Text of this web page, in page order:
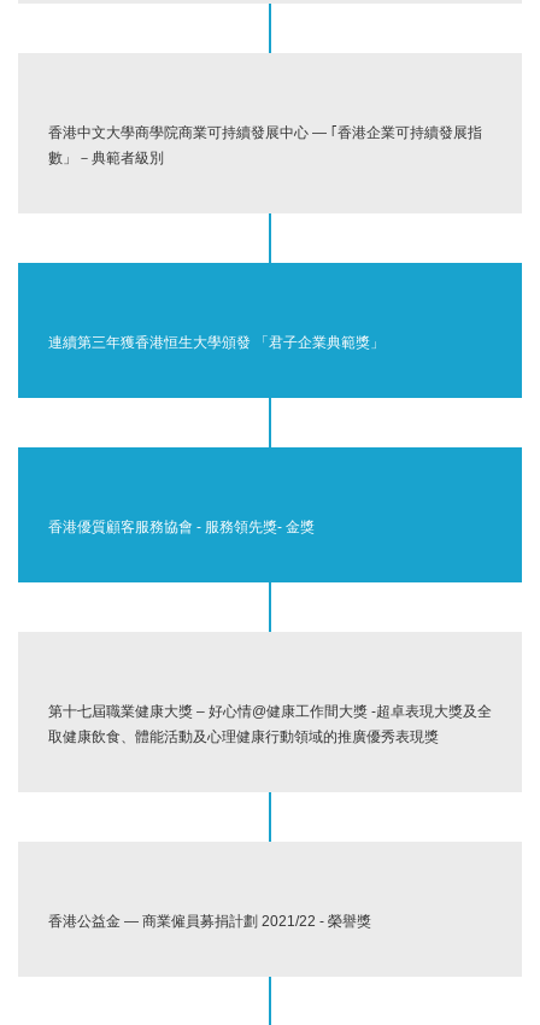
香港中文大學商學院商業可持續發展中心 — ｢香港企業可持續發展指
數」－典範者級別
連續第三年獲香港恒生大學頒發 「君子企業典範獎」
香港優質顧客服務協會 - 服務領先獎- 金獎
第十七屆職業健康大獎 – 好心情@健康工作間大獎 -超卓表現大獎及全
取健康飲食、體能活動及心理健康行動領域的推廣優秀表現獎
香港公益金 — 商業僱員募捐計劃 2021/22 - 榮譽獎